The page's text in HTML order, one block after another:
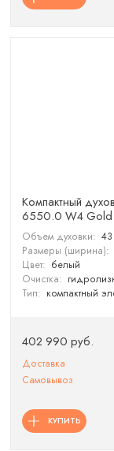
Компактный
6550.0 W4 Gold
Объем духовки: 43
Размеры (ширина):
Цвет: белый
Очистка:
Тип: компактный
402 990 руб.
Доставка
Самовывоз
КУПИТЬ